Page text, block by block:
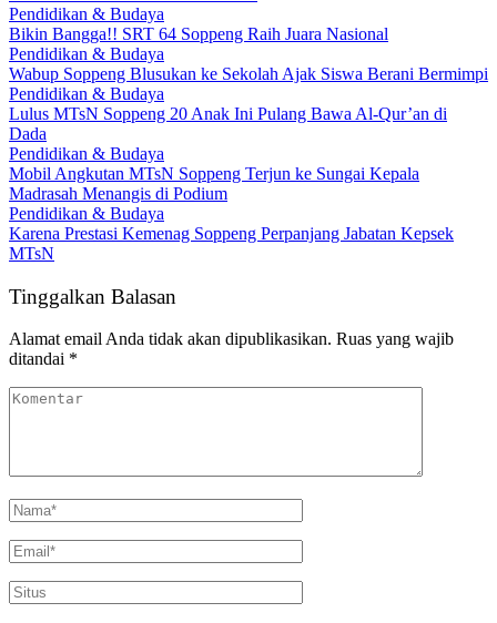
Pendidikan & Budaya
Bikin Bangga!! SRT 64 Soppeng Raih Juara Nasional
Pendidikan & Budaya
Wabup Soppeng Blusukan ke Sekolah Ajak Siswa Berani Bermimpi
Pendidikan & Budaya
Lulus MTsN Soppeng 20 Anak Ini Pulang Bawa Al-Qur’an di
Dada
Pendidikan & Budaya
Mobil Angkutan MTsN Soppeng Terjun ke Sungai Kepala
Madrasah Menangis di Podium
Pendidikan & Budaya
Karena Prestasi Kemenag Soppeng Perpanjang Jabatan Kepsek
MTsN
Tinggalkan Balasan
Alamat email Anda tidak akan dipublikasikan. Ruas yang wajib
ditandai *